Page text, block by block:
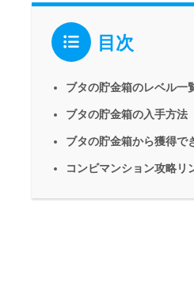
目次
ブタの貯金箱のレベル一
ブタの貯金箱の入手方法
ブタの貯金箱から獲得で
コンビマンション攻略リ